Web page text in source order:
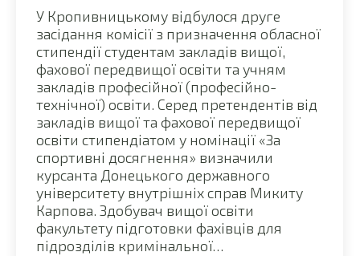
У Кропивницькому відбулося друге
засідання комісії з призначення обласної
стипендії студентам закладів вищої,
фахової передвищої освіти та учням
закладів професійної (професійно-
технічної) освіти. Серед претендентів від
закладів вищої та фахової передвищої
освіти стипендіатом у номінації «За
спортивні досягнення» визначили
курсанта Донецького державного
університету внутрішніх справ Микиту
Карпова. Здобувач вищої освіти
факультету підготовки фахівців для
підрозділів кримінальної…